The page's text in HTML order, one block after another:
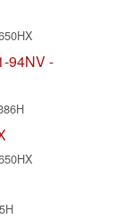
94NV -